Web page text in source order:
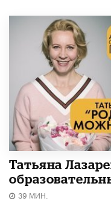
Татьяна
39 МИН.